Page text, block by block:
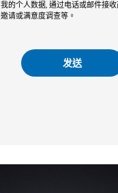
的个人数据, 通过电话或邮件接收
请或满意度调查等。
发送